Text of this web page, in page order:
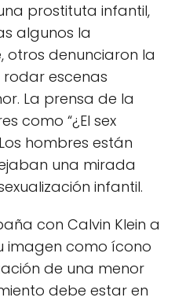
prostituta infantil,
algunos la
otros denunciaron la
escenas
La prensa de la
como “¿El sex
hombres están
una mirada
infantil.
con Calvin Klein a
imagen como ícono
de una menor
debe estar en